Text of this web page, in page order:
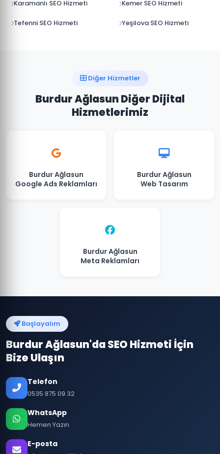
Karamanlı SEO Hizmeti Kemer SEO Hizmeti
Tefenni SEO Hizmeti Yeşilova SEO Hizmeti
Diğer Hizmetler
Burdur Ağlasun Diğer Dijital
Hizmetlerimiz
Burdur Ağlasun
Google Ads Reklamları
Burdur Ağlasun
Web Tasarım
Burdur Ağlasun
Meta Reklamları
Başlayalım
Burdur Ağlasun'da SEO Hizmeti İçin
Bize Ulaşın
Telefon
0535 875 09 32
WhatsApp
Hemen Yazın
E-posta